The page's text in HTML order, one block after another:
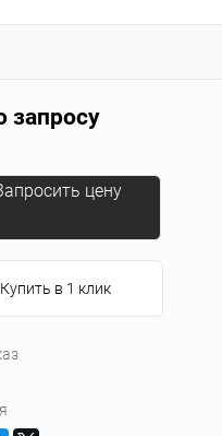
запросу
цену
Купить в 1 клик